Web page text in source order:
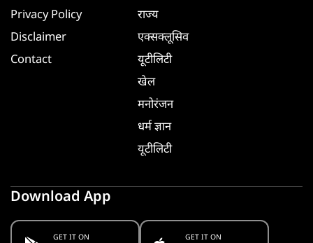
Privacy Policy
Disclaimer
Contact
राज्य
एक्सक्लूसिव
यूटीलिटी
खेल
मनोरंजन
धर्म ज्ञान
यूटीलिटी
Download App
GET IT ON GET IT ON